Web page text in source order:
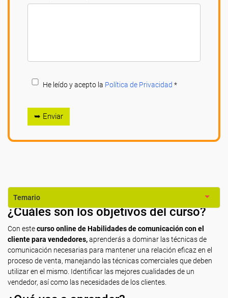
He leído y acepto la Política de Privacidad *
➥ Enviar
Temario
¿Cuáles son los objetivos del curso?
Con estecurso online de Habilidades de comunicación con el
cliente para vendedores,aprenderás a dominar las técnicas de
comunicación necesarias para mantener una relación eficaz en el
proceso de venta, manejando las técnicas comerciales que deben
utilizar en el mismo. Identificar las mejores cualidades de un
vendedor, así como las necesidades de los clientes.